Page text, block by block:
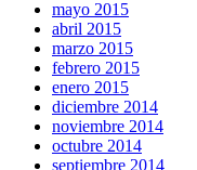
mayo 2015
abril 2015
marzo 2015
febrero 2015
enero 2015
diciembre 2014
noviembre 2014
octubre 2014
septiembre 2014